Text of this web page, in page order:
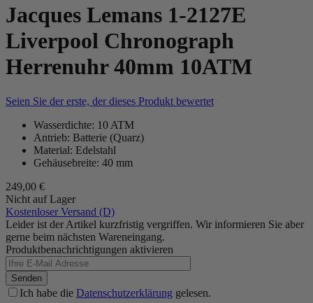
Jacques Lemans 1-2127E
Liverpool Chronograph
Herrenuhr 40mm 10ATM
Seien Sie der erste, der dieses Produkt bewertet
Wasserdichte: 10 ATM
Antrieb: Batterie (Quarz)
Material: Edelstahl
Gehäusebreite: 40 mm
249,00 €
Nicht auf Lager
Kostenloser Versand (D)
Leider ist der Artikel kurzfristig vergriffen. Wir informieren Sie aber
gerne beim nächsten Wareneingang.
Produktbenachrichtigungen aktivieren
Senden
Ich habe die Datenschutzerklärung gelesen.